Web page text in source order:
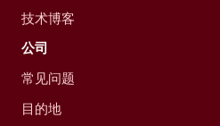
技术博客
公司
常见问题
目的地